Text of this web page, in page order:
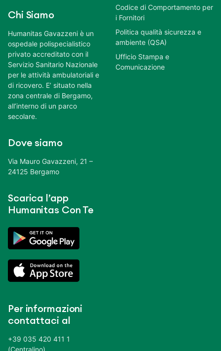
Chi Siamo
Humanitas Gavazzeni è un
ospedale polispecialistico
privato accreditato con il
Servizio Sanitario Nazionale
per le attività ambulatoriali e
di ricovero. E’ situato nella
zona centrale di Bergamo,
all’interno di un parco
secolare.
Dove siamo
Via Mauro Gavazzeni, 21 –
24125 Bergamo
Scarica l’app
Humanitas Con Te
Per informazioni
contattaci al
+39 035 420 411 1
(Centralino)
Codice di Comportamento per
i Fornitori
Politica qualità sicurezza e
ambiente (QSA)
Ufficio Stampa e
Comunicazione